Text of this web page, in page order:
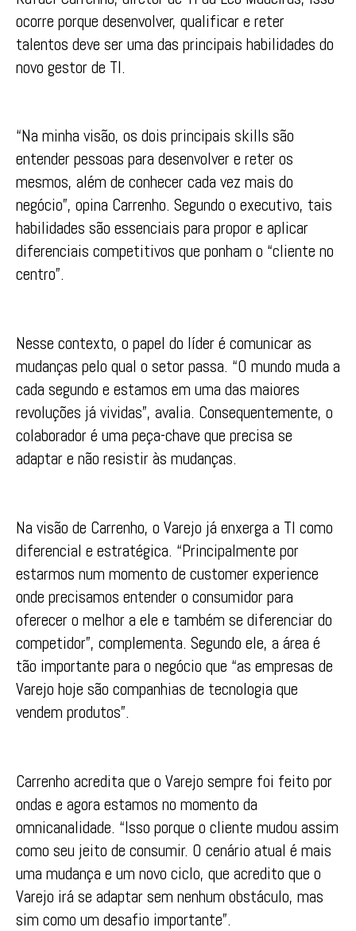
ocorre porque desenvolver, qualificar e reter
talentos deve ser uma das principais habilidades do
novo gestor de TI.
“Na minha visão, os dois principais skills são
entender pessoas para desenvolver e reter os
mesmos, além de conhecer cada vez mais do
negócio”, opina Carrenho. Segundo o executivo, tais
habilidades são essenciais para propor e aplicar
diferenciais competitivos que ponham o “cliente no
centro”.
Nesse contexto, o papel do líder é comunicar as
mudanças pelo qual o setor passa. “O mundo muda a
cada segundo e estamos em uma das maiores
revoluções já vividas”, avalia. Consequentemente, o
colaborador é uma peça-chave que precisa se
adaptar e não resistir às mudanças.
Na visão de Carrenho, o Varejo já enxerga a TI como
diferencial e estratégica. “Principalmente por
estarmos num momento de customer experience
onde precisamos entender o consumidor para
oferecer o melhor a ele e também se diferenciar do
competidor”, complementa. Segundo ele, a área é
tão importante para o negócio que “as empresas de
Varejo hoje são companhias de tecnologia que
vendem produtos”.
Carrenho acredita que o Varejo sempre foi feito por
ondas e agora estamos no momento da
omnicanalidade. “Isso porque o cliente mudou assim
como seu jeito de consumir. O cenário atual é mais
uma mudança e um novo ciclo, que acredito que o
Varejo irá se adaptar sem nenhum obstáculo, mas
sim como um desafio importante”.